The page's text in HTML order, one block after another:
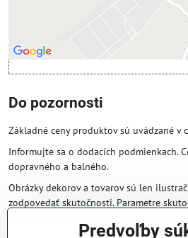
Otvoriť obsah v novom
Do pozornosti
Základné ceny produktov sú uvádzané v
Informujte sa o dodacích podmienkach.
dopravného a balného.
Obrázky dekorov a tovarov sú len
zodpovedať skutočnosti. Parametre
Predvoľby